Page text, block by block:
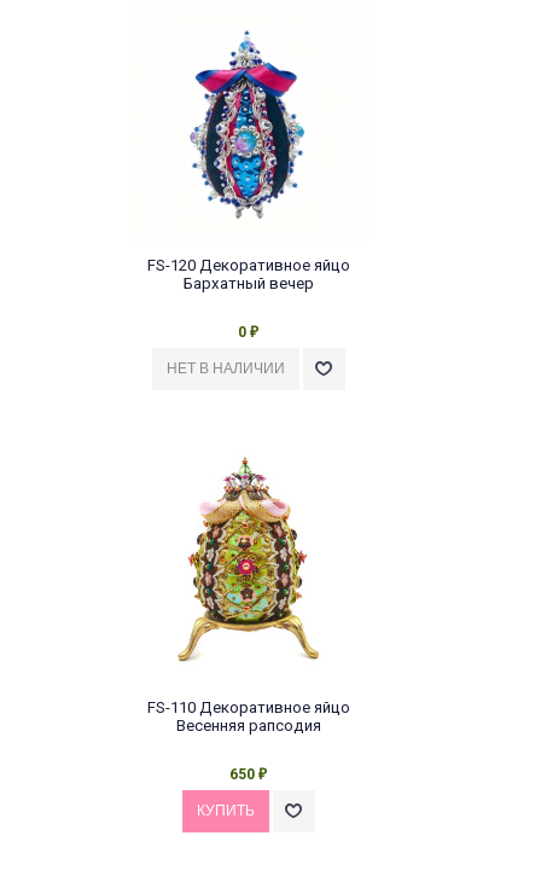
FS-120 Декоративное яйцо
Бархатный вечер
0 ₽
FS-110 Декоративное яйцо
Весенняя рапсодия
650 ₽